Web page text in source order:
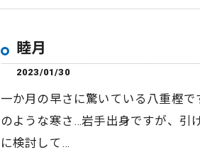
睦月
2023/01/30
一か月の早さに驚いている八重樫
のような寒さ…岩手出身ですが、引
に検討して…